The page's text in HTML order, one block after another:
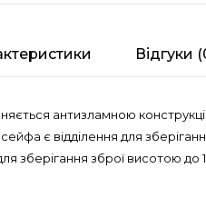
Відгуки
антизламною
є відділення для
зберігання зброї висотою до